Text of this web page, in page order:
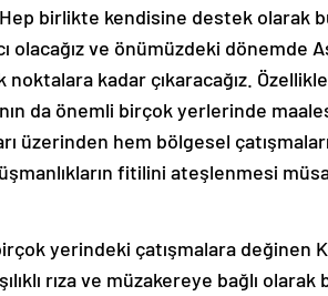
birlikte kendisine destek olarak
olacağız ve önümüzdeki dönemde
noktalara kadar çıkaracağız.
da önemli birçok yerlerinde
üzerinden hem bölgesel
fitilini ateşlenmesi
yerindeki çatışmalara değinen
rıza ve müzakereye bağlı